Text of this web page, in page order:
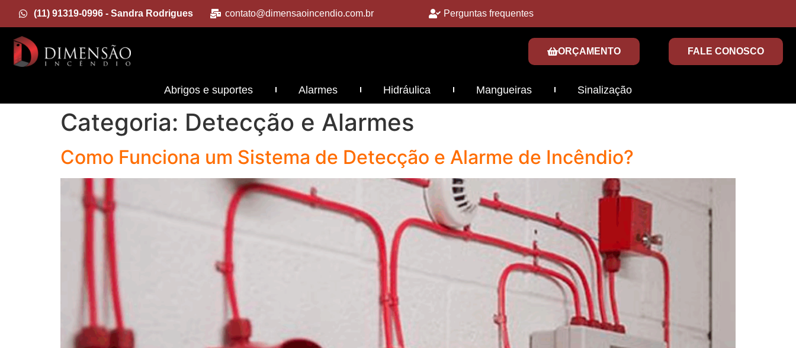
(11) 91319-0996 - Sandra Rodrigues contato@dimensaoincendio.com.br Perguntas frequentes
ORÇAMENTO FALE CONOSCO
Abrigos e suportes Alarmes Hidráulica Mangueiras Sinalização
Categoria: Detecção e Alarmes
Como Funciona um Sistema de Detecção e Alarme de Incêndio?